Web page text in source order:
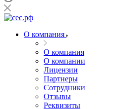
О компания
О компания
О компании
Лицензии
Партнеры
Сотрудники
Отзывы
Реквизиты